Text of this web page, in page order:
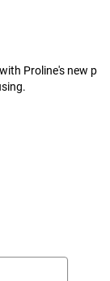
Proline's new p